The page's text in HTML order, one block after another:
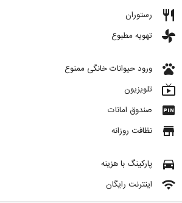
restaurant رستوران
toys تهویه مطبوع
pets ورود حیوانات خانگی ممنوع
live_tv تلویزیون
fiber_pin صندوق امانات
store نظافت روزانه
directions_car پارکینگ با هزینه
wifi اینترنت رایگان